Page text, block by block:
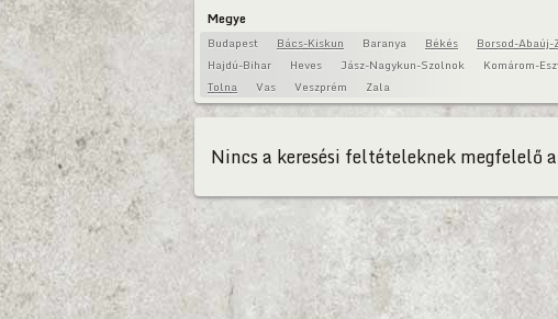
Megye
Budapest Bács-Kiskun Baranya Békés Borsod-Abaúj-
Hajdú-Bihar
Heves Jász-Nagykun-Szolnok Komárom-
Tolna
Vas Veszprém Zala
Nincs a keresési feltételeknek megfelelő